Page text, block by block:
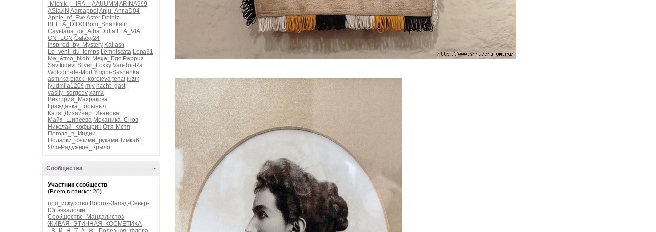
-Michik- -_IRA_-AAUUMM ARINA999
ASlaviN Aardappel Anju-AnnaD04
Apple_of_Eve Aster-Deiniz
BELLA_DIDO Bom_Shankahr
Cayetana_de_Alba Didia FLA_VIA
GN_EGN Galaxy24
Inspired_by_Mystery Kailash
Le_vent_du_temps Lemniscata Lena31
Ma_Atmo_Nidhi Mega_Ego Pappus
Savitridevi Silver_Foxxy Van-Toi-Ra
Wolodin-de-Mort Yogini-Sashenka
asmirka black_koroleva fenai luzik
lyudmila1209 mjv nacht_gast
vasily_sergeev xama
Виктория_Махракова
Гражданка_Горыныч
Катя_Дизайнер_Иванова
Майя_Шипеева Механика_Снов
Николай_Кофырин Отя-Мотя
Погода_в_Индии
Подарки_своими_руками Тимка61
Яло-Радужное_Крыло
-
Сообщества
Участник сообществ
(Всего в списке: 20)
про_искусство Восток-Запад-Север-
Юг вязалочки
Сообщество_Мандалистов
ЖИВАЯ_ЭТИЧНАЯ_КОСМЕТИКА
_В_И_Н_Т_А_Ж_
Полезная_флора